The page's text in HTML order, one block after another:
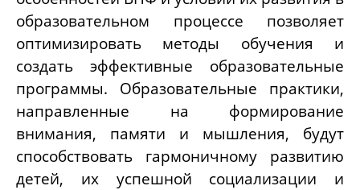
образовательном процессе позволяет
оптимизировать методы обучения и
создать эффективные образовательные
программы. Образовательные практики,
направленные на формирование
внимания, памяти и мышления, будут
способствовать гармоничному развитию
детей, их успешной социализации и